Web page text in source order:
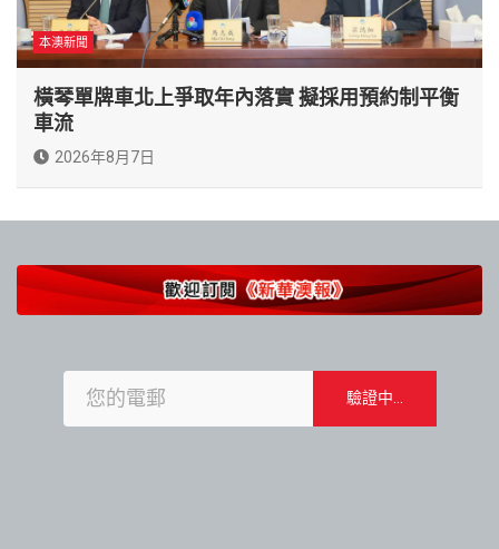
本澳新聞
橫琴單牌車北上爭取年內落實 擬採用預約制平衡
車流
2026年8月7日